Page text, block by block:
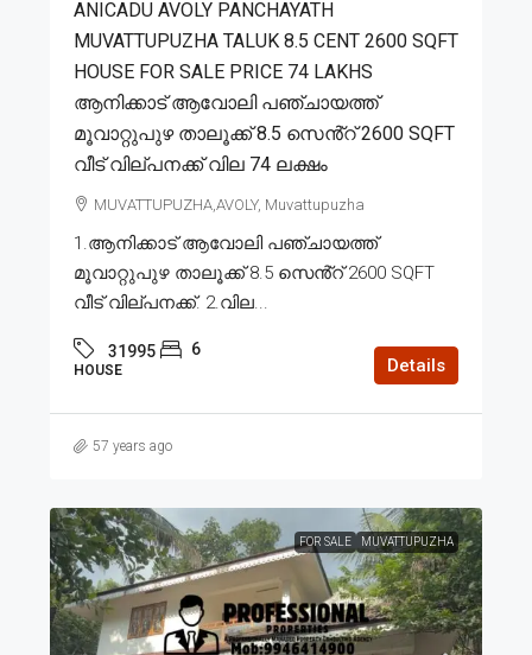
ANICADU AVOLY PANCHAYATH
MUVATTUPUZHA TALUK 8.5 CENT 2600 SQFT
HOUSE FOR SALE PRICE 74 LAKHS
ആനിക്കാട് ആവോലി പഞ്ചായത്ത്
മൂവാറ്റുപുഴ താലൂക്ക് 8.5 സെൻ്റ് 2600 SQFT
വീട് വില്പനക്ക് വില 74 ലക്ഷം
MUVATTUPUZHA,AVOLY, Muvattupuzha
1.ആനിക്കാട് ആവോലി പഞ്ചായത്ത്
മൂവാറ്റുപുഴ താലൂക്ക് 8.5 സെൻ്റ് 2600 SQFT
വീട് വില്പനക്ക്. 2.വില...
31995 6
HOUSE Details
57 years ago
FOR SALE MUVATTUPUZHA